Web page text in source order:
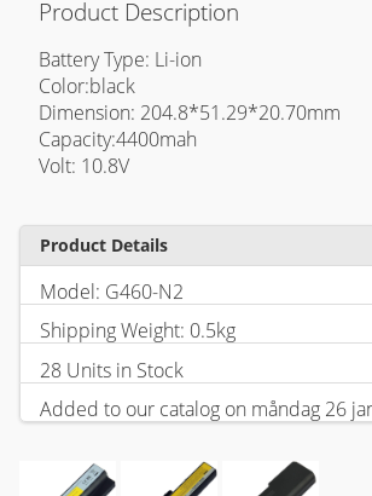
Product Description
Battery Type: Li-ion
Color:black
Dimension: 204.8*51.29*20.70mm
Capacity:4400mah
Volt: 10.8V
Product Details
Model: G460-N2
Shipping Weight: 0.5kg
28 Units in Stock
Added to our catalog on måndag 26